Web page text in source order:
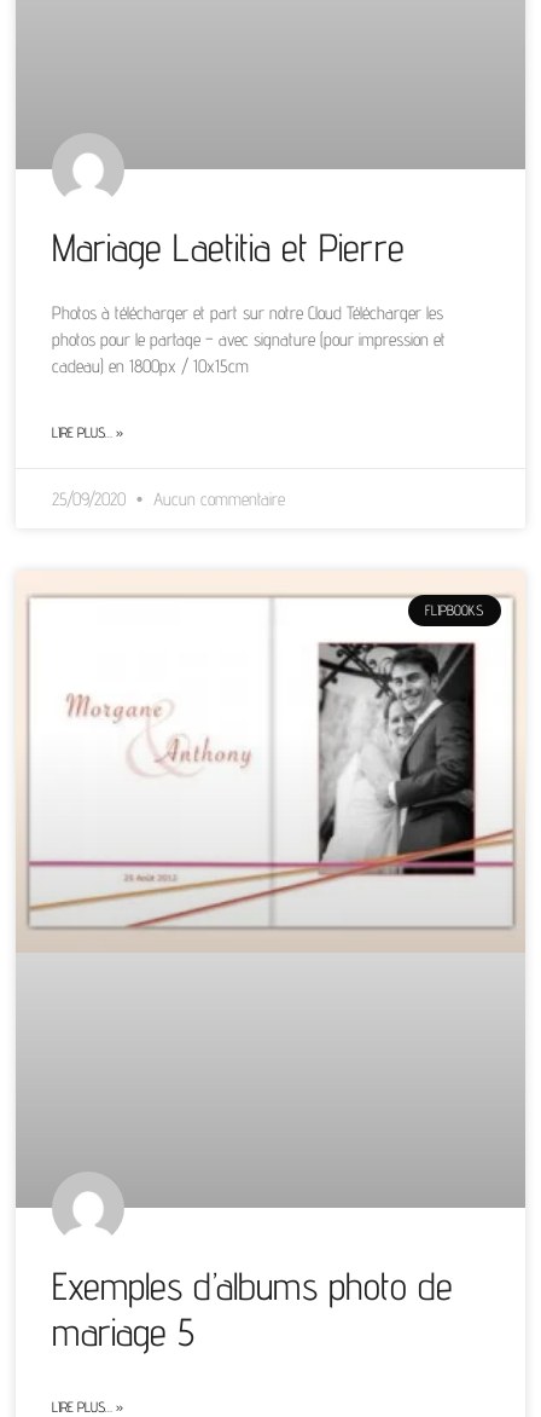
Mariage Laetitia et Pierre
Photos à télécharger et part sur notre Cloud Télécharger les
photos pour le partage – avec signature (pour impression et
cadeau) en 1800px / 10x15cm
LIRE PLUS… »
25/09/2020 Aucun commentaire
FLIPBOOKS
Exemples d’albums photo de
mariage 5
LIRE PLUS… »